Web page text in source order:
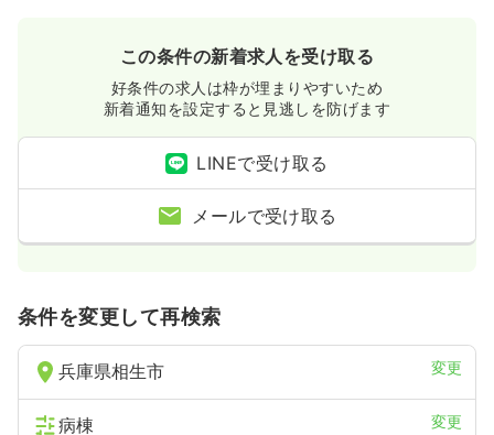
この条件の新着求人を受け取る
好条件の求人は枠が埋まりやすいため
新着通知を設定すると見逃しを防げます
LINEで受け取る
メールで受け取る
条件を変更して再検索
兵庫県相生市 変更
病棟 変更